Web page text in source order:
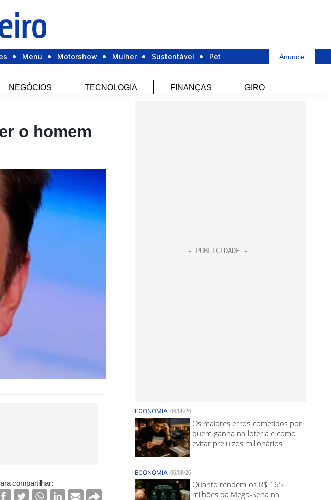
Menu Motorshow Mulher Sustentável Pet Anuncie
NEGÓCIOS TECNOLOGIA FINANÇAS GIRO
o homem
compartilhar: